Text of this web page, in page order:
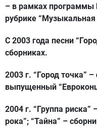
– в рамках программы
рубрике
С 2003 года песни
сборниках.
2003 г. “Город точка”
выпущенный
2004 г. “Группа риска”
рока”; “Тайна” –